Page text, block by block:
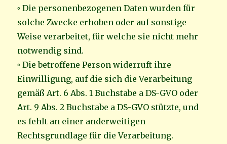
◦ Die personenbezogenen Daten wurden für
solche Zwecke erhoben oder auf sonstige
Weise verarbeitet, für welche sie nicht mehr
notwendig sind.
◦ Die betroffene Person widerruft ihre
Einwilligung, auf die sich die Verarbeitung
gemäß Art. 6 Abs. 1 Buchstabe a DS-GVO oder
Art. 9 Abs. 2 Buchstabe a DS-GVO stützte, und
es fehlt an einer anderweitigen
Rechtsgrundlage für die Verarbeitung.